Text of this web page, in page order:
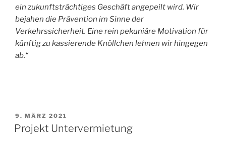
ein zukunftsträchtiges Geschäft angepeilt wird. Wir
bejahen die Prävention im Sinne der
Verkehrssicherheit. Eine rein pekuniäre Motivation für
künftig zu kassierende Knöllchen lehnen wir hingegen
ab.“
VERÖFFENTLICHT
AM
9. MÄRZ 2021
Projekt Untervermietung